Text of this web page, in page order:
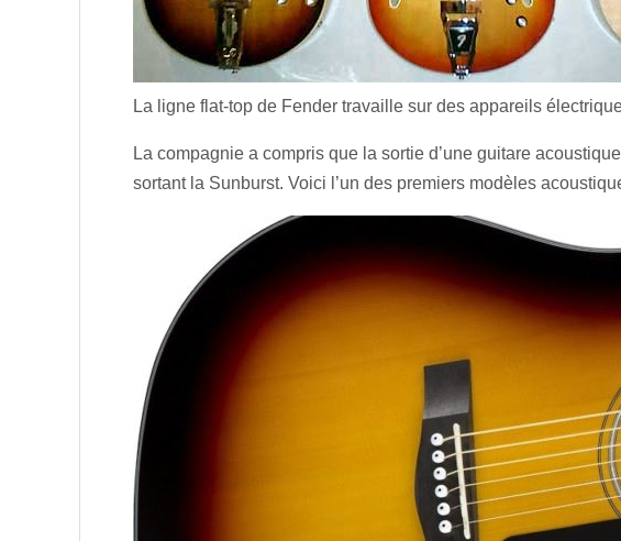
La ligne flat-top de Fender travaille sur des appareils
La compagnie a compris que la sortie d’une guitare
sortant la Sunburst. Voici l’un des premiers modèles